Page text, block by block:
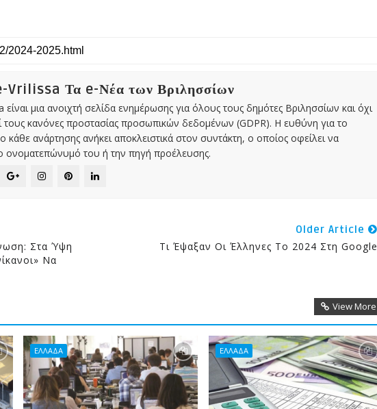
Vrilissa Τα e-Νέα των Βριλησσίων
είναι μια ανοιχτή σελίδα ενημέρωσης για όλους τους δημότες Βριλησσίων και όχι
τους κανόνες προστασίας προσωπικών δεδομένων (GDPR). Η ευθύνη για το
κάθε ανάρτησης ανήκει αποκλειστικά στον συντάκτη, ο οποίος οφείλει να
ονοματεπώνυμό του ή την πηγή προέλευσης.
Στα Ύψη
Να
Older Article
Τι Έψαξαν Οι Έλληνες Το 2024 Στη Google
View More
ΕΛΛΑΔΑ ΕΛΛΑΔΑ